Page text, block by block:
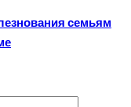
семьям